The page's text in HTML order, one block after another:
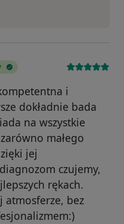
i
dokładnie bada
na wszystkie
małego
jej
czujemy,
rękach.
atmosferze, bez